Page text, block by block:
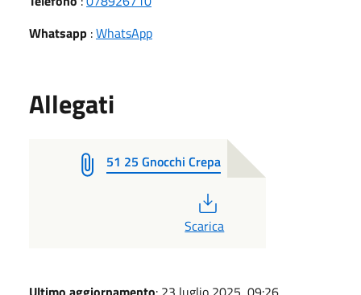
Whatsapp :WhatsApp
Allegati
51 25 Gnocchi Crepa
Scarica